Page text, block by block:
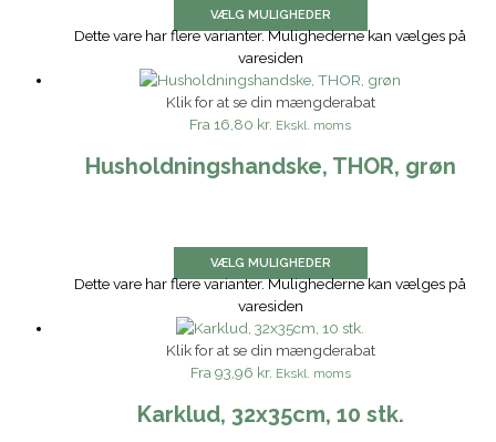
VÆLG MULIGHEDER
Dette vare har flere varianter. Mulighederne kan vælges på
varesiden
Klik for at se din mængderabat
Fra 16,80 kr. Ekskl. moms
Husholdningshandske, THOR, grøn
VÆLG MULIGHEDER
Dette vare har flere varianter. Mulighederne kan vælges på
varesiden
Klik for at se din mængderabat
Fra93,96 kr. Ekskl. moms
Karklud, 32x35cm, 10 stk.